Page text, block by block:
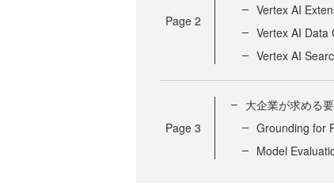
Page 2
Vertex AI
Vertex AI Data
Vertex AI
Page 3
大企業が求める
Grounding for
Model